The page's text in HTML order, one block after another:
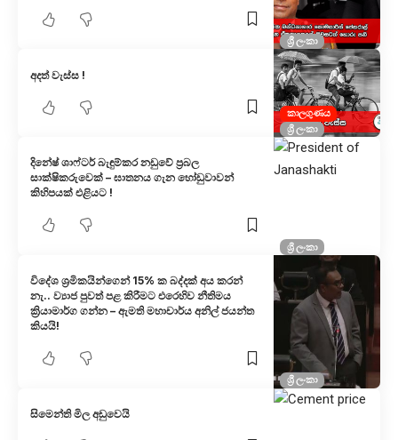
ශ්‍රී ලංකා
කාලගුණය
ශ්‍රී ලංකා
අදත් වැස්ස !
ශ්‍රී ලංකා
දිනේෂ් ශාෆ්ටර් බැඳුම්කර නඩුවේ ප්‍රබල
සාක්ෂිකරුවෙක් – ඝාතනය ගැන හෝඩුවාවන්
කිහිපයක් එළියට !
ශ්‍රී ලංකා
විදේශ ශ්‍රමිකයින්ගෙන් 15% ක බද්දක් අය කරන්
නැ.. ව්‍යාජ පුවත් පළ කිරීමට එරෙහිව නීතිමය
ක්‍රියාමාර්ග ගන්න – ඇමති මහාචාර්ය අනිල් ජයන්ත
කියයි!
සිමෙන්ති මිල අඩුවෙයි